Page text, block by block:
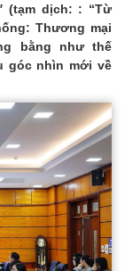
(tạm dịch: : “Từ
Thương mại
bằng như thế
góc nhìn mới về